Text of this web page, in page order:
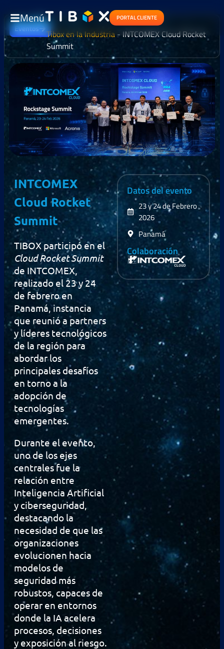
Menú PORTAL CLIENTE
Eventos Tibox en la Industria- INTCOMEX Cloud Rocket
Summit
INTCOMEX
Cloud Rocket
Summit
TIBOX participó en el
Cloud Rocket Summit
de INTCOMEX,
realizado el 23 y 24
de febrero en
Panamá, instancia
que reunió a partners
y líderes tecnológicos
de la región para
abordar los
principales desafíos
en torno a la
adopción de
tecnologías
emergentes.
Durante el evento,
uno de los ejes
centrales fue la
relación entre
Inteligencia Artificial
y ciberseguridad,
destacando la
necesidad de que las
organizaciones
evolucionen hacia
modelos de
seguridad más
robustos, capaces de
operar en entornos
donde la IA acelera
procesos, decisiones
y exposición al riesgo.
Datos del evento
23 y 24 de Febrero
2026
Panamá
Colaboración